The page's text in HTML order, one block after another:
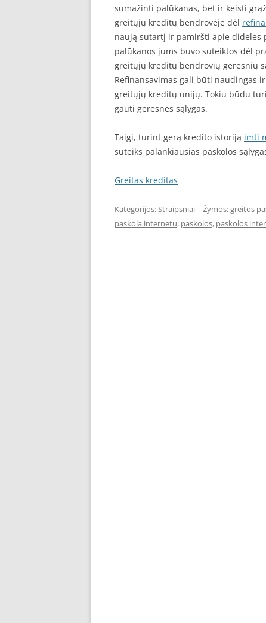
sumažinti palūkanas, bet ir keisti
greitųjų kreditų bendrovėje dėl
naują sutartį ir pamiršti apie dideles
palūkanos jums buvo suteiktos dėl
greitųjų kreditų bendrovių geresnių
Refinansavimas gali būti naudingas
greitųjų kreditų unijų. Tokiu būdu
gauti geresnes sąlygas.
Taigi, turint gerą kredito istoriją imti
suteiks palankiausias paskolos
Greitas kreditas
Kategorijos:Straipsniai | Žymos:greitos
paskola internetu, paskolos, paskolos